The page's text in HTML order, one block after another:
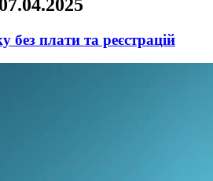
07.04.2025
без плати та реєстрацій